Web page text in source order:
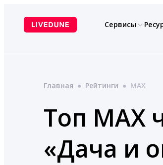
содержимому
Сервисы
Главная ● Рейтинги ● MAX
Топ MAX
«Дача и